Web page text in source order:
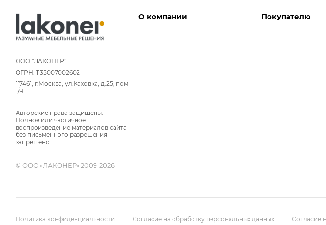
ООО "ЛАКОНЕР"
ОГРН: 1135007002602
117461, г.Москва, ул.Каховка, д.25, пом
1/Ч
Авторские права защищены.
Полное или частичное
воспроизведение материалов сайта
без письменного разрешения
запрещено.
© ООО «ЛАКОНЕР» 2009-2026
О компании Покупателю
Политика конфиденциальности Согласие на обработку персональных данных Согласие